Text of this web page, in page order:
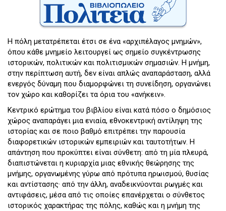
Η πόλη μετατρέπεται έτσι σε ένα «αρχιπέλαγος μνημών»,
όπου κάθε μνημείο λειτουργεί ως σημείο συγκέντρωσης
ιστορικών, πολιτικών και πολιτισμικών σημασιών. Η μνήμη,
στην περίπτωση αυτή, δεν είναι απλώς αναπαράσταση, αλλά
ενεργός δύναμη που διαμορφώνει τη συνείδηση, οργανώνει
τον χώρο και καθορίζει τα όρια του «ανήκειν».
Κεντρικό ερώτημα του βιβλίου είναι κατά πόσο ο δημόσιος
χώρος αναπαράγει μια ενιαία, εθνοκεντρική αντίληψη της
ιστορίας και σε ποιο βαθμό επιτρέπει την παρουσία
διαφορετικών ιστορικών εμπειριών και ταυτοτήτων. Η
απάντηση που προκύπτει είναι σύνθετη: από τη μία πλευρά,
διαπιστώνεται η κυριαρχία μιας εθνικής θεώρησης της
μνήμης, οργανωμένης γύρω από πρότυπα ηρωισμού, θυσίας
και αντίστασης· από την άλλη, αναδεικνύονται ρωγμές και
αντιφάσεις, μέσα από τις οποίες επανέρχεται ο σύνθετος
ιστορικός χαρακτήρας της πόλης, καθώς και η μνήμη της